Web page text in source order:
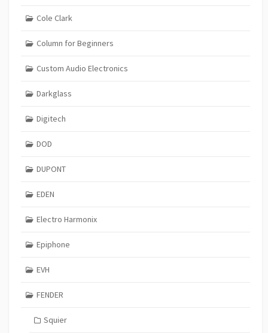
Cole Clark
Column for Beginners
Custom Audio Electronics
Darkglass
Digitech
DOD
DUPONT
EDEN
Electro Harmonix
Epiphone
EVH
FENDER
Squier